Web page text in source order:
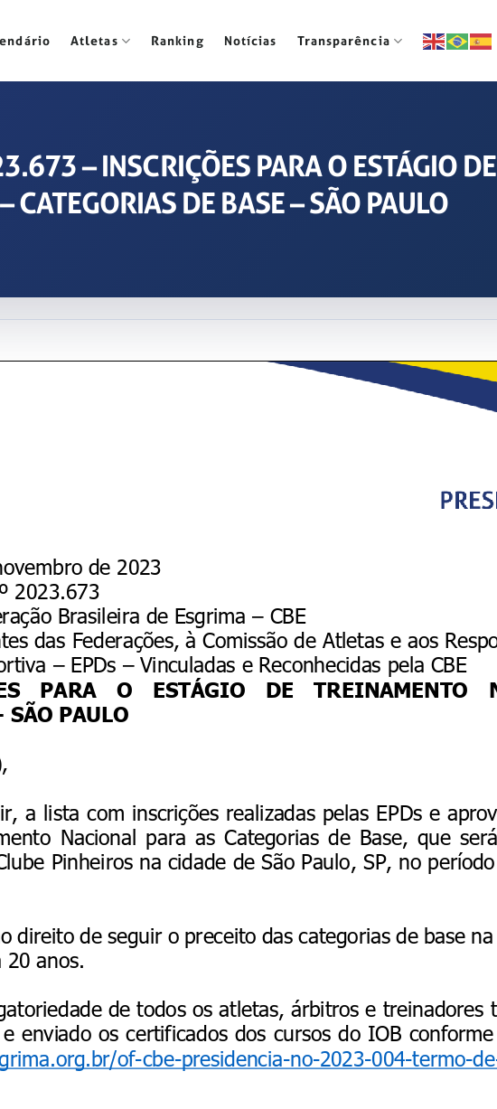
Atletas Ranking Notícias Transparência
– INSCRIÇÕES PARA O ESTÁGIO DE
DE BASE – SÃO PAULO